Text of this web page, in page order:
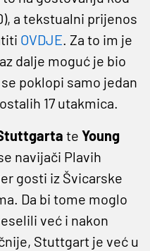
a tekstualni prijenos
OVDJE. Za to im je
dalje moguć je bio
poklopi samo jedan
17 utakmica.
te Young
navijači Plavih
gosti iz Švicarske
Da bi tome moglo
već i nakon
Stuttgart je već u